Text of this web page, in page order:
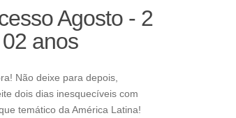
Agosto - 2
anos
Não deixe para depois,
dois dias inesquecíveis com
temático da América Latina!